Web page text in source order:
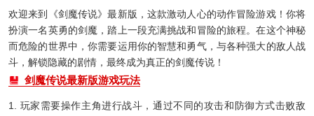
欢迎来到《剑魔传说》最新版，这款激动人心的动作冒险游戏！你将
扮演一名英勇的剑魔，踏上一段充满挑战和冒险的旅程。在这个神秘
而危险的世界中，你需要运用你的智慧和勇气，与各种强大的敌人战
斗，解锁隐藏的剧情，最终成为真正的剑魔传说！
剑魔传说最新版游戏玩法
1. 玩家需要操作主角进行战斗，通过不同的攻击和防御方式击败敌